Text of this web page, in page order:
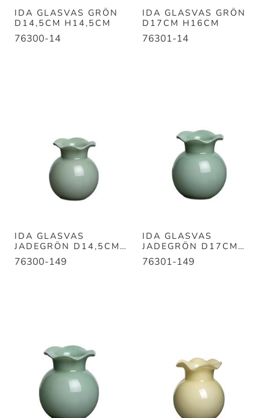
IDA GLASVAS GRÖN
D14,5CM H14,5CM
76300-14
IDA GLASVAS GRÖN
D17CM H16CM
76301-14
IDA GLASVAS
JADEGRÖN D14,5CM
H14,5CM
76300-149
IDA GLASVAS
JADEGRÖN D17CM
H16CM
76301-149